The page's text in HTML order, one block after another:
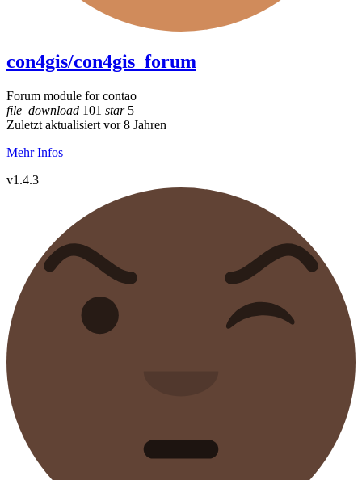
con4gis/con4gis_forum
Forum module for contao
file_download 101 star5
Zuletzt aktualisiert vor 8 Jahren
Mehr Infos
v1.4.3